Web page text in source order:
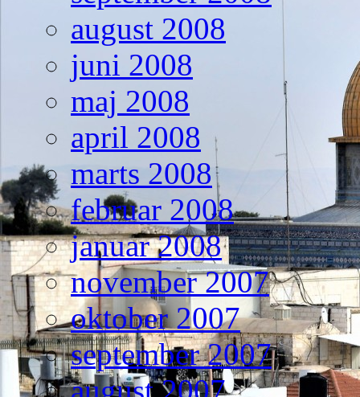
august 2008
juni 2008
maj 2008
april 2008
marts 2008
februar 2008
januar 2008
november 2007
oktober 2007
september 2007
august 2007